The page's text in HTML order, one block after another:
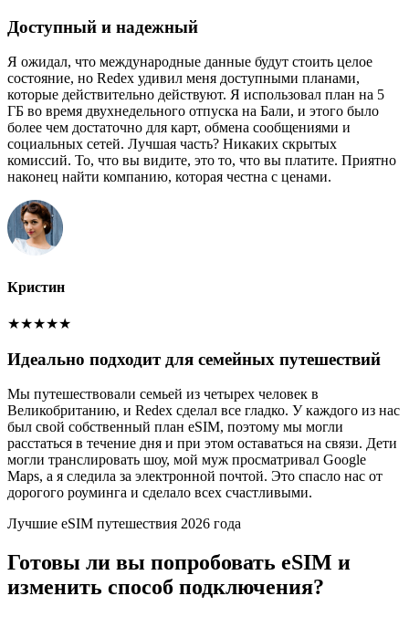
Доступный и надежный
Я ожидал, что международные данные будут стоить целое
состояние, но Redex удивил меня доступными планами,
которые действительно действуют. Я использовал план на 5
ГБ во время двухнедельного отпуска на Бали, и этого было
более чем достаточно для карт, обмена сообщениями и
социальных сетей. Лучшая часть? Никаких скрытых
комиссий. То, что вы видите, это то, что вы платите. Приятно
наконец найти компанию, которая честна с ценами.
Кристин
★★★★★
Идеально подходит для семейных путешествий
Мы путешествовали семьей из четырех человек в
Великобританию, и Redex сделал все гладко. У каждого из нас
был свой собственный план eSIM, поэтому мы могли
расстаться в течение дня и при этом оставаться на связи. Дети
могли транслировать шоу, мой муж просматривал Google
Maps, а я следила за электронной почтой. Это спасло нас от
дорогого роуминга и сделало всех счастливыми.
Лучшие eSIM путешествия 2026 года
Готовы ли вы попробовать eSIM и
изменить способ подключения?